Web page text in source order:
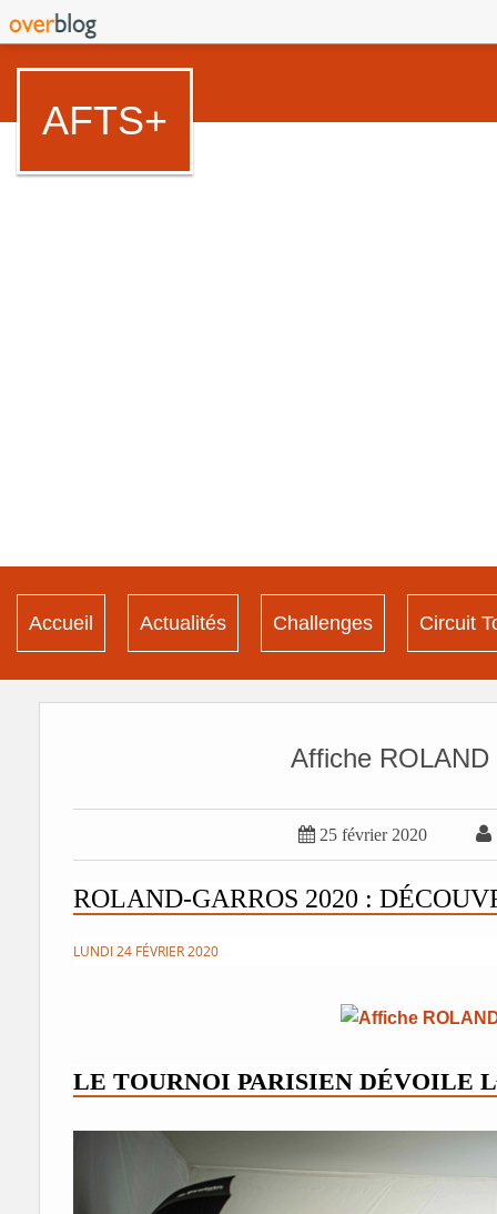
AFTS+
Accueil Actualités Challenges Circuit
Affiche
 25 février 2020 
ROLAND-GARROS 2020 :
LUNDI 24 FÉVRIER 2020
LE TOURNOI PARISIEN DÉVOILE